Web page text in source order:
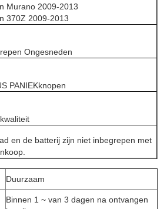
Murano 2009-2013
370Z 2009-2013
Ongesneden
PANIEKknopen
en de batterij zijn niet inbegrepen met
Duurzaam
Binnen 1 ~ van 3 dagen na ontvangen